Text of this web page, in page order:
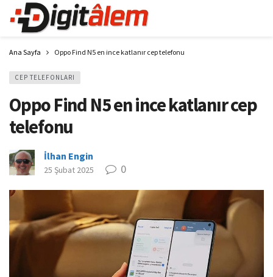
Ana Sayfa Oppo Find N5 en ince katlanır cep telefonu
CEP TELEFONLARI
Oppo Find N5 en ince katlanır cep
telefonu
İlhan Engin
25 Şubat 2025 0